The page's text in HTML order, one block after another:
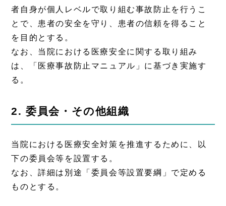
者自身が個人レベルで取り組む事故防止を行うこ
とで、患者の安全を守り、患者の信頼を得ること
を目的とする。
なお、当院における医療安全に関する取り組み
は、「医療事故防止マニュアル」に基づき実施す
る。
2. 委員会・その他組織
当院における医療安全対策を推進するために、以
下の委員会等を設置する。
なお、詳細は別途「委員会等設置要綱」で定める
ものとする。